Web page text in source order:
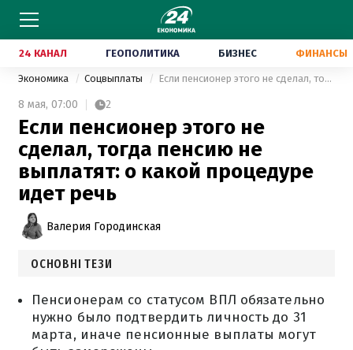
24 КАНАЛ ГЕОПОЛИТИКА БИЗНЕС ФИНАНСЫ
Экономика Соцвыплаты Если пенсионер этого не сделал, тогда пенсию не выплатят: о какой процедуре идет речь
8 мая, 07:00 2
Если пенсионер этого не
сделал, тогда пенсию не
выплатят: о какой процедуре
идет речь
Валерия Городинская
ОСНОВНІ ТЕЗИ
Пенсионерам со статусом ВПЛ обязательно
нужно было подтвердить личность до 31
марта, иначе пенсионные выплаты могут